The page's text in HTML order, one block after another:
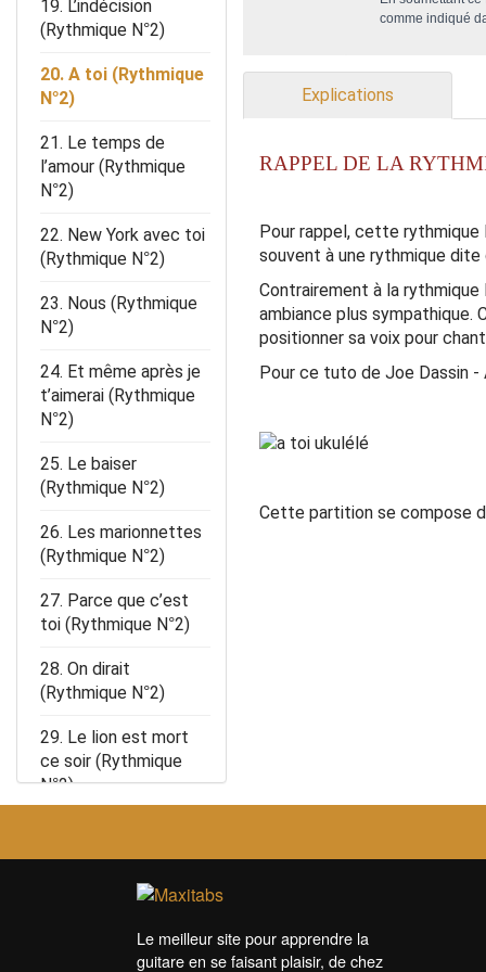
comme indiqué
Explications
RAPPEL DE LA
Pour rappel, cette
souvent à une rythmique
Contrairement à la
ambiance plus sympathique.
positionner sa voix pour
Pour ce tuto de Joe Dassin
Cette partition se compose
19. L’indécision
(Rythmique N°2)
20. A toi (Rythmique
N°2)
21. Le temps de
l’amour (Rythmique
N°2)
22. New York avec toi
(Rythmique N°2)
23. Nous (Rythmique
N°2)
24. Et même après je
t’aimerai (Rythmique
N°2)
25. Le baiser
(Rythmique N°2)
26. Les marionnettes
(Rythmique N°2)
27. Parce que c’est
toi (Rythmique N°2)
28. On dirait
(Rythmique N°2)
29. Le lion est mort
ce soir (Rythmique
N°2)
Le meilleur site pour apprendre la
guitare en se faisant plaisir, de chez